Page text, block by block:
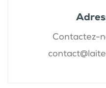
Contactez-